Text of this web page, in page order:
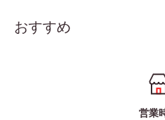
おすすめ
営業